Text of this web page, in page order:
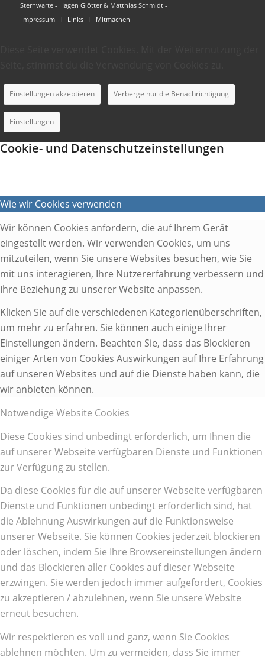
Sternwarte - Hagen Glötter & Matthias Schmidt -
Impressum
Links Mitmachen
Einstellungen akzeptieren Verberge nur die Benachrichtigung
Einstellungen
Cookie- und Datenschutzeinstellungen
Wie wir Cookies verwenden
Wir können Cookies anfordern, die auf Ihrem Gerät
eingestellt werden. Wir verwenden Cookies, um uns
mitzuteilen, wenn Sie unsere Websites besuchen, wie Sie
mit uns interagieren, Ihre Nutzererfahrung verbessern und
Ihre Beziehung zu unserer Website anpassen.
Klicken Sie auf die verschiedenen Kategorienüberschriften,
um mehr zu erfahren. Sie können auch einige Ihrer
Einstellungen ändern. Beachten Sie, dass das Blockieren
einiger Arten von Cookies Auswirkungen auf Ihre Erfahrung
auf unseren Websites und auf die Dienste haben kann, die
wir anbieten können.
Notwendige Website Cookies
Diese Cookies sind unbedingt erforderlich, um Ihnen die
auf unserer Webseite verfügbaren Dienste und Funktionen
zur Verfügung zu stellen.
Da diese Cookies für die auf unserer Webseite verfügbaren
Dienste und Funktionen unbedingt erforderlich sind, hat
die Ablehnung Auswirkungen auf die Funktionsweise
unserer Webseite. Sie können Cookies jederzeit blockieren
oder löschen, indem Sie Ihre Browsereinstellungen ändern
und das Blockieren aller Cookies auf dieser Webseite
erzwingen. Sie werden jedoch immer aufgefordert, Cookies
zu akzeptieren / abzulehnen, wenn Sie unsere Website
erneut besuchen.
Wir respektieren es voll und ganz, wenn Sie Cookies
ablehnen möchten. Um zu vermeiden, dass Sie immer